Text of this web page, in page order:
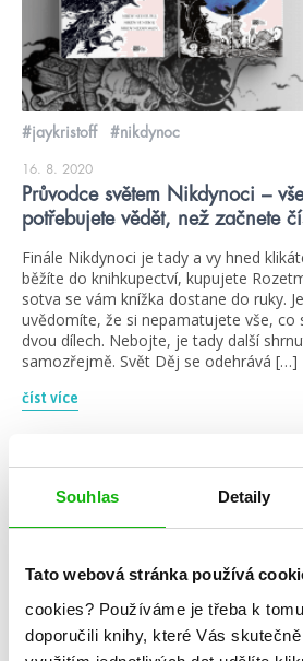
Souhlas Detaily
Tato webová stránka používá
cookies? Používáme je třeba k
doporučili knihy, které Vás
#jaykristoff #nikdynoc
16. 8. 2020
Průvodce světem Nikdynoci –
potřebujete vědět, než začnete
Finále Nikdynoci je tady a vy hned
běžíte do knihkupectví, kupujete
sotva se vám knížka dostane do ruky.
uvědomíte, že si nepamatujete vše, co
dvou dílech. Nebojte, je tady další
samozřejmě. Svět Děj se odehrává […]
číst více
videa